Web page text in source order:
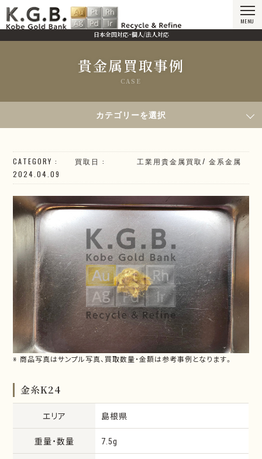
日本全国対応・個人/法人対応
MENU
貴金属買取事例
CASE
2024年4月9日買取／金糸
カテゴリーを選択
CATEGORY 工業用貴金属買取/ 金系金属
買取日
2024.04.09
※ 商品写真はサンプル写真、買取数量・金額は参考事例となります。
金糸K24
エリア 島根県
重量・数量 7.5g